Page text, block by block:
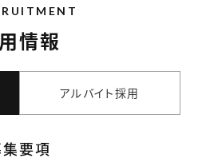
情報
アルバイト採用
要項